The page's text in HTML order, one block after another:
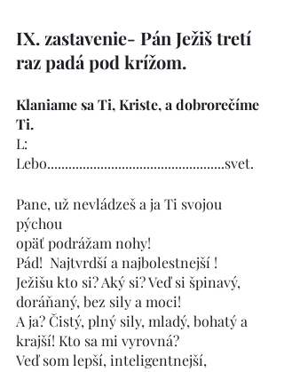
IX. zastavenie- Pán Ježiš tretí
raz padá pod krížom.
Klaniame sa Ti, Kriste, a dobrorečíme
Ti.
L:
Lebo..................................................svet.
Pane, už nevládzeš a ja Ti svojou
pýchou
opäť podrážam nohy!
Pád!  Najtvrdší a najbolestnejší !
Ježišu kto si? Aký si? Veď si špinavý,
doráňaný, bez sily a moci!
A ja? Čistý, plný sily, mladý, bohatý a
krajší! Kto sa mi vyrovná?
Veď som lepší, inteligentnejší,